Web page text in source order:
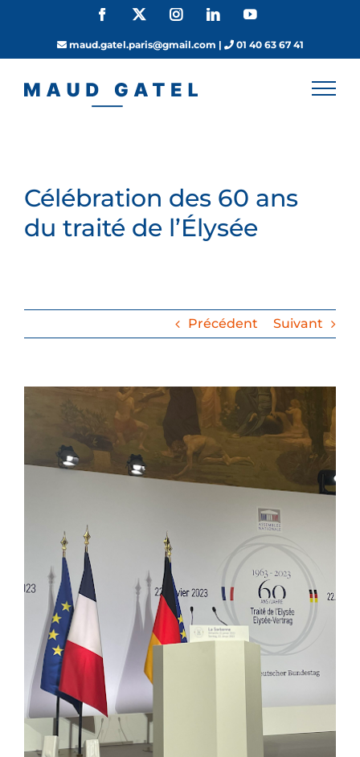
Facebook InstagramLinkedInYouTube
maud.gatel.paris@gmail.com | 01 40 63 67 41
Célébration des 60 ans
du traité de l’Élysée
Précédent Suivant
agrandie